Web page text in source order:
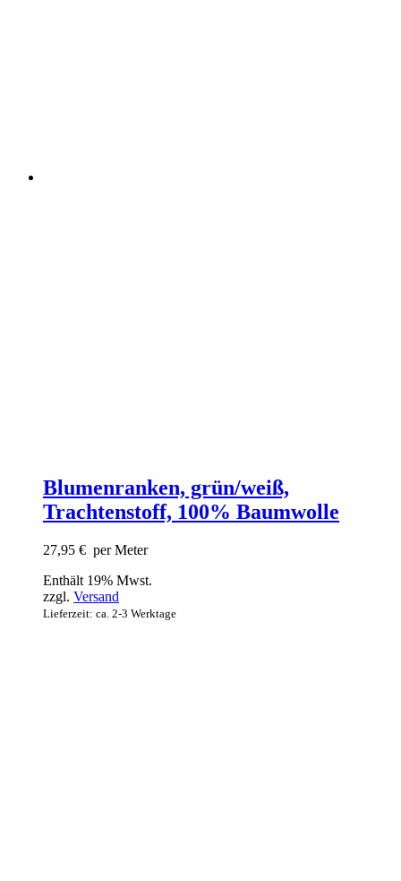
Blumenranken, grün/weiß,
Trachtenstoff, 100% Baumwolle
27,95 € per Meter
Enthält 19% Mwst.
zzgl. Versand
Lieferzeit: ca. 2-3 Werktage